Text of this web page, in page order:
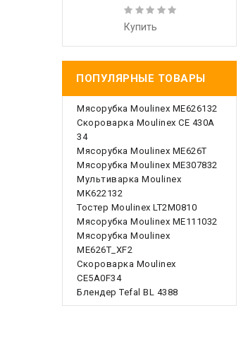
Купить
ПОПУЛЯРНЫЕ ТОВАРЫ
Мясорубка Moulinex ME626132
Скороварка Moulinex CE 430A
34
Мясорубка Moulinex ME626T
Мясорубка Moulinex ME307832
Мультиварка Moulinex
MK622132
Тостер Moulinex LT2M0810
Мясорубка Moulinex ME111032
Мясорубка Moulinex
ME626T_XF2
Скороварка Moulinex
CE5A0F34
Блендер Tefal BL 4388